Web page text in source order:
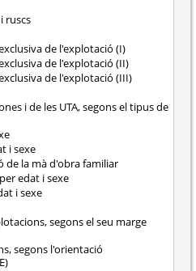
ruscs
de l'explotació (I)
de l'explotació (II)
de l'explotació (III)
i de les UTA, segons el tipus de
i sexe
de la mà d'obra familiar
edat i sexe
i sexe
segons el seu marge
segons l'orientació